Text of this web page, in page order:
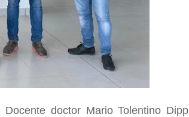
doctor Mario Tolentino Dipp